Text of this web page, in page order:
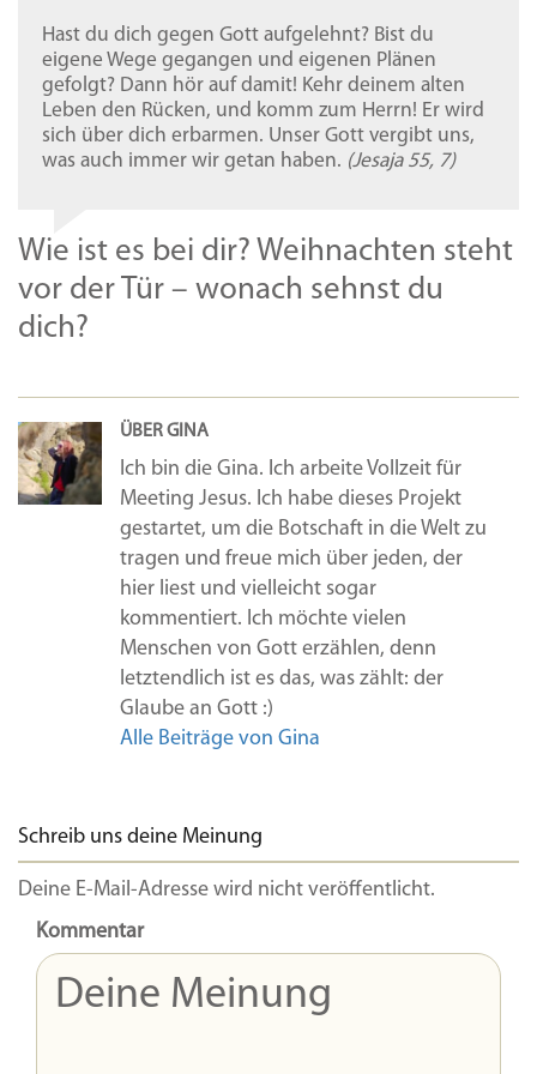
Hast du dich gegen Gott aufgelehnt? Bist du
eigene Wege gegangen und eigenen Plänen
gefolgt? Dann hör auf damit! Kehr deinem alten
Leben den Rücken, und komm zum Herrn! Er wird
sich über dich erbarmen. Unser Gott vergibt uns,
was auch immer wir getan haben. (Jesaja 55, 7)
Wie ist es bei dir? Weihnachten steht
vor der Tür – wonach sehnst du
dich?
ÜBER GINA
Ich bin die Gina. Ich arbeite Vollzeit für
Meeting Jesus. Ich habe dieses Projekt
gestartet, um die Botschaft in die Welt zu
tragen und freue mich über jeden, der
hier liest und vielleicht sogar
kommentiert. Ich möchte vielen
Menschen von Gott erzählen, denn
letztendlich ist es das, was zählt: der
Glaube an Gott :)
Alle Beiträge von Gina
Schreib uns deine Meinung
Deine E-Mail-Adresse wird nicht veröffentlicht.
Kommentar